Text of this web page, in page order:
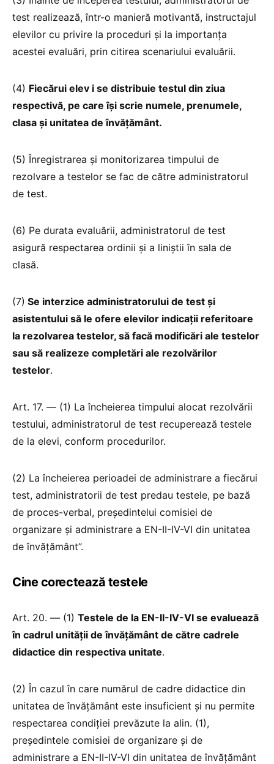
test realizează, într-o manieră motivantă, instructajul
elevilor cu privire la proceduri și la importanța
acestei evaluări, prin citirea scenariului evaluării.
(4) Fiecărui elev i se distribuie testul din ziua
respectivă, pe care își scrie numele, prenumele,
clasa și unitatea de învățământ.
(5) Înregistrarea și monitorizarea timpului de
rezolvare a testelor se fac de către administratorul
de test.
(6) Pe durata evaluării, administratorul de test
asigură respectarea ordinii și a liniștii în sala de
clasă.
(7) Se interzice administratorului de test și
asistentului să le ofere elevilor indicații referitoare
la rezolvarea testelor, să facă modificări ale testelor
sau să realizeze completări ale rezolvărilor
testelor.
Art. 17. — (1) La încheierea timpului alocat rezolvării
testului, administratorul de test recuperează testele
de la elevi, conform procedurilor.
(2) La încheierea perioadei de administrare a fiecărui
test, administratorii de test predau testele, pe bază
de proces-verbal, președintelui comisiei de
organizare și administrare a EN-II-IV-VI din unitatea
de învățământ”.
Cine corectează testele
Art. 20. — (1) Testele de la EN-II-IV-VI se evaluează
în cadrul unității de învățământ de către cadrele
didactice din respectiva unitate.
(2) În cazul în care numărul de cadre didactice din
unitatea de învățământ este insuficient și nu permite
respectarea condiției prevăzute la alin. (1),
președintele comisiei de organizare și de
administrare a EN-II-IV-VI din unitatea de învățământ